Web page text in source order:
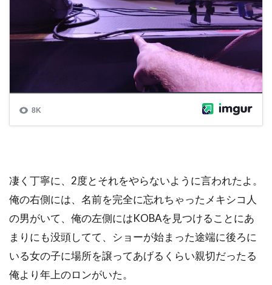
凄く丁寧に、2度とそれをやらないように言われたよ。
俺の右側には、名前を完全に忘れちゃったメキシコ人
の男がいて、俺の左側にはKOBAを見つけることにあ
まりにも没頭してて、ショーが始まった途端に後ろに
いる女の子に場所を譲ってあげるくらい親切だったる
俺より年上のロンがいた。